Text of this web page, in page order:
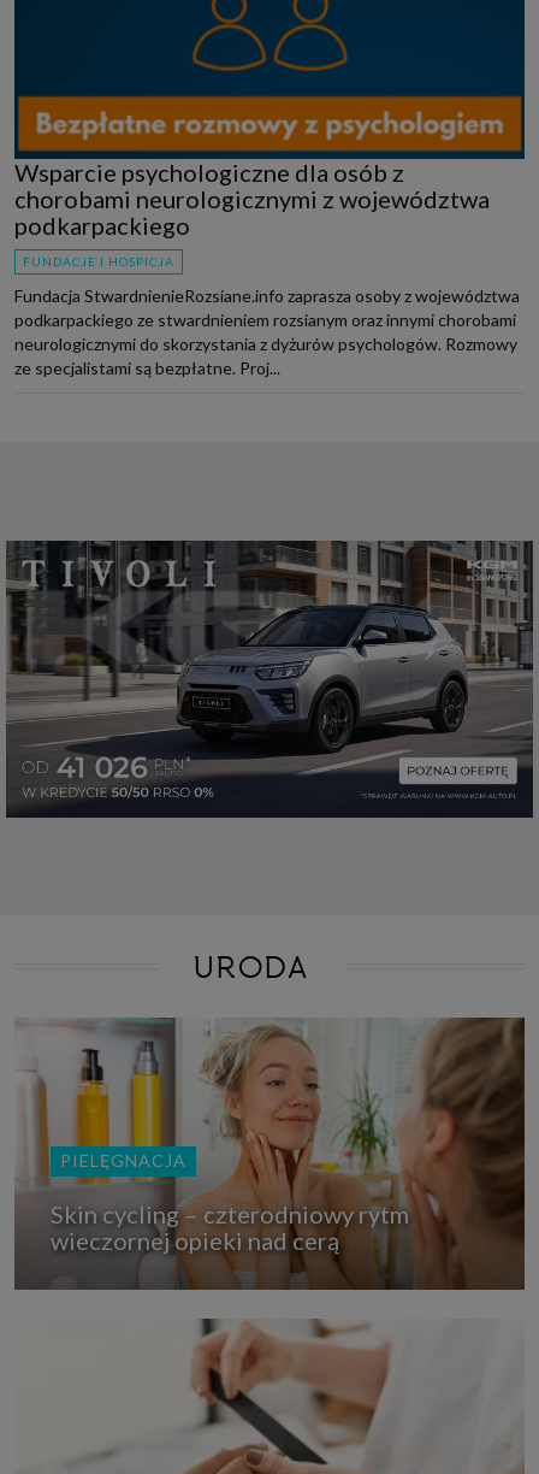
Wsparcie psychologiczne dla osób z
chorobami neurologicznymi z województwa
podkarpackiego
FUNDACJE I HOSPICJA
Fundacja StwardnienieRozsiane.info zaprasza osoby z województwa
podkarpackiego ze stwardnieniem rozsianym oraz innymi chorobami
neurologicznymi do skorzystania z dyżurów psychologów. Rozmowy
ze specjalistami są bezpłatne. Proj...
URODA
PIELĘGNACJA
Skin cycling – czterodniowy rytm
wieczornej opieki nad cerą